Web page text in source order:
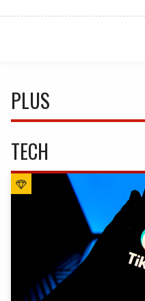
PLUS
TECH